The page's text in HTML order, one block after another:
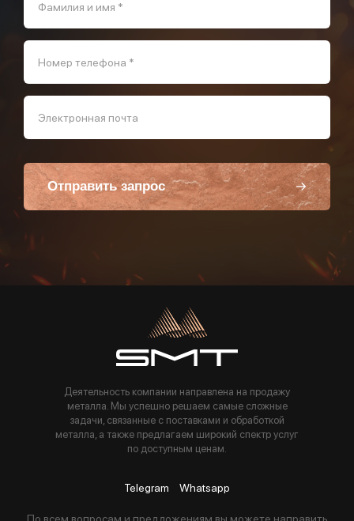
Фамилия и имя *
Номер телефона *
Электронная почта
Отправить запрос
Пользуясь данной формой вы соглашаетесь с политикой компании
Деятельность компании направлена на продажу
металла. Мы успешно решаем самые сложные
задачи, связанные с поставками и обработкой
металла, а также предлагаем широкий спектр услуг
по доступным ценам.
Telegram Whatsapp